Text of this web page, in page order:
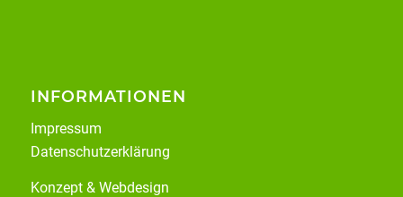
INFORMATIONEN
Impressum
Datenschutzerklärung
Konzept & Webdesign